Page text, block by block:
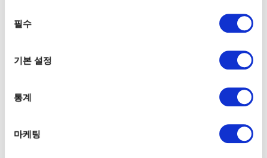
필수
기본 설정
통계
마케팅